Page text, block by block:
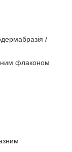
/
флаконом